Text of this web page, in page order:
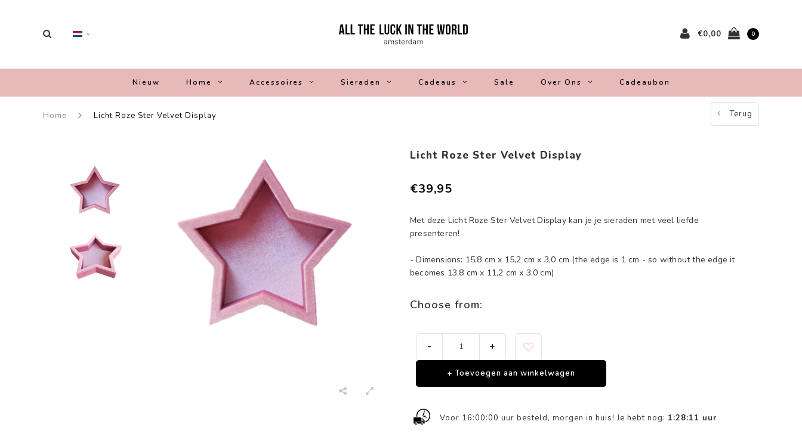
€0,00 0
Nieuw Home Accessoires Sieraden Cadeaus Sale Over Ons Cadeaubon
Home Licht Roze Ster Velvet Display Terug
Licht Roze Ster Velvet Display
€39,95
Met deze Licht Roze Ster Velvet Display kan je je sieraden met veel liefde
presenteren!
- Dimensions: 15,8 cm x 15,2 cm x 3,0 cm (the edge is 1 cm - so without the edge it
becomes 13,8 cm x 11,2 cm x 3,0 cm)
Choose from:
- +
+ Toevoegen aan winkelwagen
Voor 16:00:00 uur besteld, morgen in huis! Je hebt nog: 1:28:11 uur